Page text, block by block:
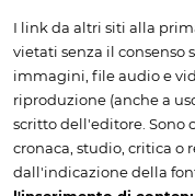
I link da altri siti alla
vietati senza il consenso
immagini, file audio e
riproduzione (anche a
scritto dell'editore. Sono
cronaca, studio, critica o
dall'indicazione della